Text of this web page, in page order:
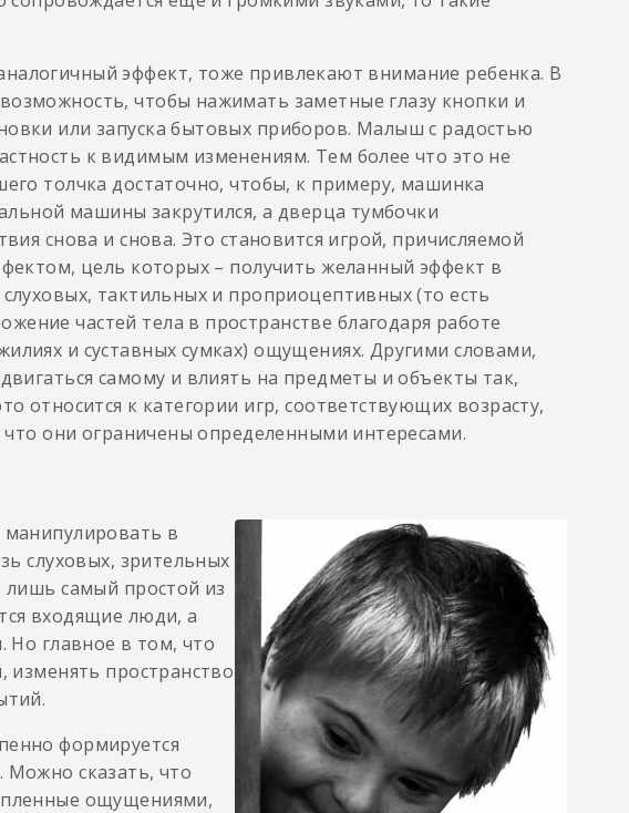
эффект, тоже привлекают внимание ребенка. В
чтобы нажимать заметные глазу кнопки и
или запуска бытовых приборов. Малыш с радостью
к видимым изменениям. Тем более что это не
толчка достаточно, чтобы, к примеру, машинка
машины закрутился, а дверца тумбочки
снова и снова. Это становится игрой, причисляемой
цель которых – получить желанный эффект в
тактильных и проприоцептивных (то есть
частей тела в пространстве благодаря работе
и суставных сумках) ощущениях. Другими словами,
самому и влиять на предметы и объекты так,
относится к категории игр, соответствующих возрасту,
они ограничены определенными интересами.
в
слуховых, зрительных
самый простой из
входящие люди, а
Но главное в том, что
изменять пространство
формируется
Можно сказать, что
ощущениями,